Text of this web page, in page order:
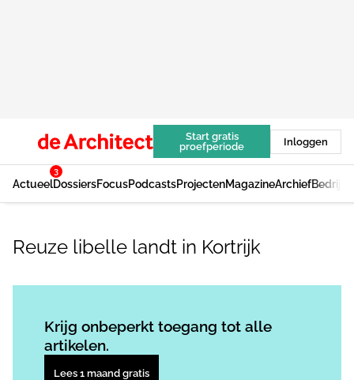
Start gratis
proefperiode
Inloggen
Actueel
3
DossiersFocusPodcastsProjectenMagazineArchief
Reuze libelle landt in Kortrijk
Krijg onbeperkt toegang tot alle
artikelen.
Lees 1 maand gratis